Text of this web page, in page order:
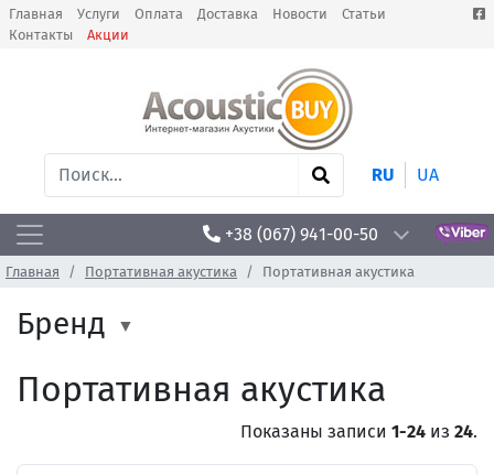
Главная Услуги Оплата Доставка Новости
Статьи
Контакты
Акции
RU UA
+38 (067) 941-00-50
Главная Портативная акустика Портативная акустика
Бренд
Портативная акустика
Показаны записи 1-24 из 24.